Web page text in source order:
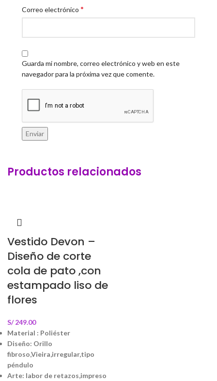
Correo electrónico *
Guarda mi nombre, correo electrónico y web en este
navegador para la próxima vez que comente.
Productos relacionados
Vestido Devon –
Diseño de corte
cola de pato ,con
estampado liso de
flores
S/249.00
Material : Poliéster
Diseño: Orillo
fibroso,Vieira,irregular,tipo
péndulo
Arte: labor de retazos,impreso